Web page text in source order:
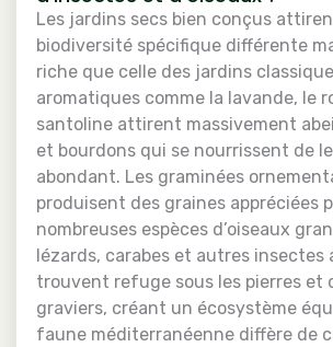
Les jardins secs bien conçus
biodiversité spécifique différente
riche que celle des jardins
aromatiques comme la lavande, le
santoline attirent massivement
et bourdons qui se nourrissent de
abondant. Les graminées
produisent des graines appréciées
nombreuses espèces d’oiseaux
lézards, carabes et autres insectes
trouvent refuge sous les pierres et
graviers, créant un écosystème
faune méditerranéenne diffère de